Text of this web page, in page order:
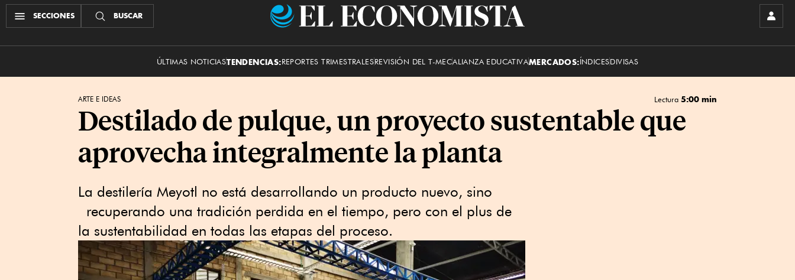
SECCIONES BUSCAR
El
ÚLTIMAS NOTICIASTENDENCIAS:REPORTES TRIMESTRALESREVISIÓN DEL T-MECALIANZA EDUCATIVAMERCADOS:ÍNDICESDIVISAS
ARTE E IDEAS Lectura 5:00 min
Destilado de pulque, un proyecto sustentable que
aprovecha integralmente la planta
La destilería Meyotl no está desarrollando un producto nuevo, sino
recuperando una tradición perdida en el tiempo, pero con el plus de
la sustentabilidad en todas las etapas del proceso.